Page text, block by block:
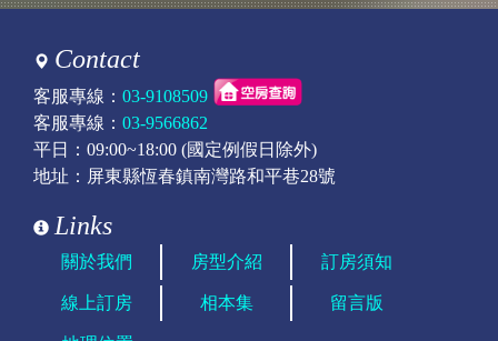
Contact
客服專線： 03-9108509
客服專線： 03-9566862
平日：09:00~18:00 (國定例假日除外)
地址：屏東縣恆春鎮南灣路和平巷28號
Links
關於我們 房型介紹 訂房須知
線上訂房 相本集 留言版